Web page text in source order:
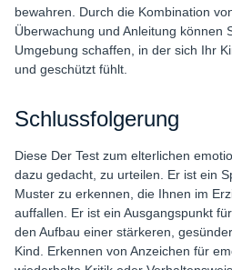
bewahren. Durch die Kombination
Überwachung und Anleitung können
Umgebung schaffen, in der sich Ihr
und geschützt fühlt.
Schlussfolgerung
Diese Der Test zum elterlichen
dazu gedacht, zu urteilen. Er ist ein
Muster zu erkennen, die Ihnen im
auffallen. Er ist ein Ausgangspunkt
den Aufbau einer stärkeren,
Kind. Erkennen von Anzeichen für